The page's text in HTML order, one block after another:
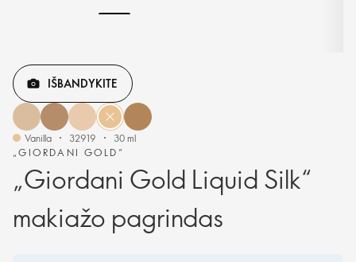
„GIORDANI GOLD“
„Giordani Gold Liquid Silk“
makiažo pagrindas
IŠBANDYKITE
Vanilla 32919 30 ml